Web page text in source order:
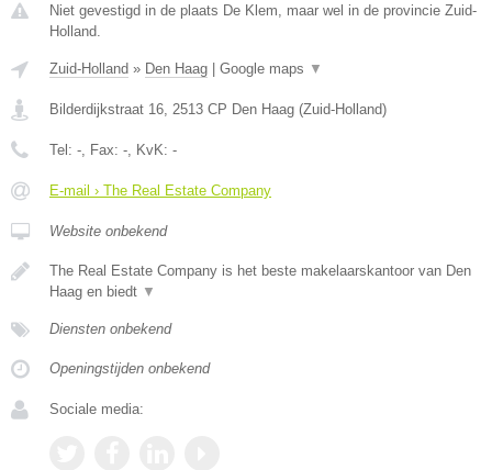
Niet gevestigd in de plaats De Klem, maar wel in de provincie Zuid-
Holland.
Zuid-Holland » Den Haag | Google maps ▼
Bilderdijkstraat 16 2513 CP Den Haag (Zuid-Holland)
Tel: - , Fax: - , KvK: -
E-mail › The Real Estate Company
Website onbekend
The Real Estate Company is het beste makelaarskantoor van Den
Haag en biedt ▼
Diensten onbekend
Openingstijden onbekend
Sociale media: